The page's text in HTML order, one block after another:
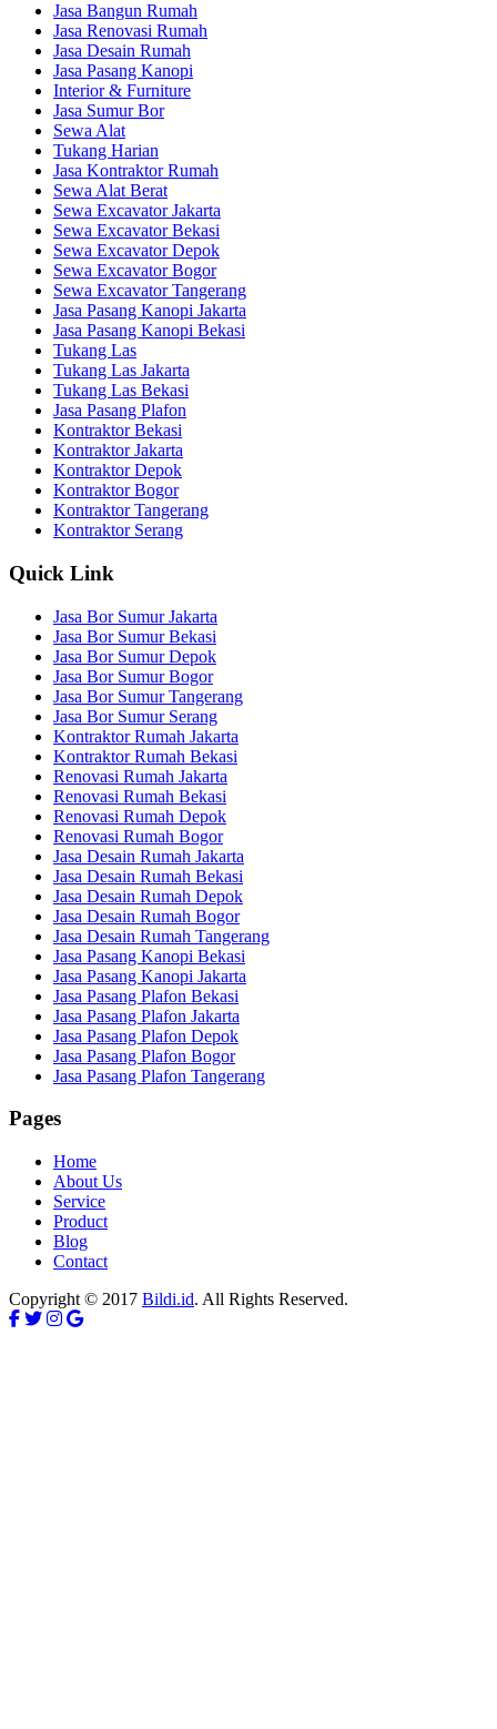
Jasa Bangun Rumah
Jasa Renovasi Rumah
Jasa Desain Rumah
Jasa Pasang Kanopi
Interior & Furniture
Jasa Sumur Bor
Sewa Alat
Tukang Harian
Jasa Kontraktor Rumah
Sewa Alat Berat
Sewa Excavator Jakarta
Sewa Excavator Bekasi
Sewa Excavator Depok
Sewa Excavator Bogor
Sewa Excavator Tangerang
Jasa Pasang Kanopi Jakarta
Jasa Pasang Kanopi Bekasi
Tukang Las
Tukang Las Jakarta
Tukang Las Bekasi
Jasa Pasang Plafon
Kontraktor Bekasi
Kontraktor Jakarta
Kontraktor Depok
Kontraktor Bogor
Kontraktor Tangerang
Kontraktor Serang
Quick Link
Jasa Bor Sumur Jakarta
Jasa Bor Sumur Bekasi
Jasa Bor Sumur Depok
Jasa Bor Sumur Bogor
Jasa Bor Sumur Tangerang
Jasa Bor Sumur Serang
Kontraktor Rumah Jakarta
Kontraktor Rumah Bekasi
Renovasi Rumah Jakarta
Renovasi Rumah Bekasi
Renovasi Rumah Depok
Renovasi Rumah Bogor
Jasa Desain Rumah Jakarta
Jasa Desain Rumah Bekasi
Jasa Desain Rumah Depok
Jasa Desain Rumah Bogor
Jasa Desain Rumah Tangerang
Jasa Pasang Kanopi Bekasi
Jasa Pasang Kanopi Jakarta
Jasa Pasang Plafon Bekasi
Jasa Pasang Plafon Jakarta
Jasa Pasang Plafon Depok
Jasa Pasang Plafon Bogor
Jasa Pasang Plafon Tangerang
Pages
Home
About Us
Service
Product
Blog
Contact
Copyright © 2017 Bildi.id. All Rights Reserved.